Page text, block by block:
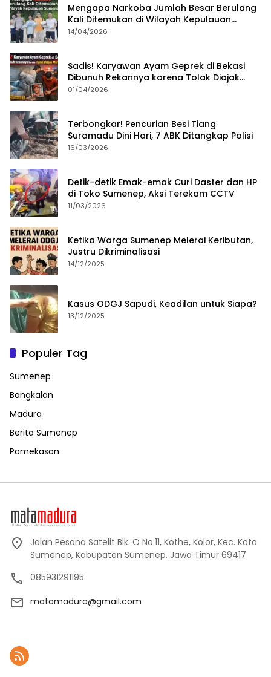
Mengapa Narkoba Jumlah Besar Berulang
Kali Ditemukan di Wilayah Kepulauan
Sumenep?
14/04/2026
Sadis! Karyawan Ayam Geprek di Bekasi
Dibunuh Rekannya karena Tolak Diajak
Merampok Majikan
01/04/2026
Terbongkar! Pencurian Besi Tiang
Suramadu Dini Hari, 7 ABK Ditangkap Polisi
16/03/2026
Detik-detik Emak-emak Curi Daster dan HP
di Toko Sumenep, Aksi Terekam CCTV
11/03/2026
Ketika Warga Sumenep Melerai Keributan,
Justru Dikriminalisasi
14/12/2025
Kasus ODGJ Sapudi, Keadilan untuk Siapa?
13/12/2025
Populer Tag
Sumenep
Bangkalan
Madura
Berita Sumenep
Pamekasan
Jalan Pesona Satelit Blk. O No.11, Kothe, Kolor, Kec. Kota
Sumenep, Kabupaten Sumenep, Jawa Timur 69417
085931291195
matamadura@gmail.com